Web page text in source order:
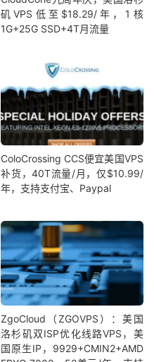
矶VPS低至$18.29/年，1核
1G+25G SSD+4T月流量
ColoCrossing CCS便宜美国VPS
补货，40T流量/月，仅$10.99/
年，支持支付宝、Paypal
ZgoCloud（ZGOVPS）：美国
洛杉矶双ISP优化线路VPS，美
国原生IP，9929+CMIN2+AMD